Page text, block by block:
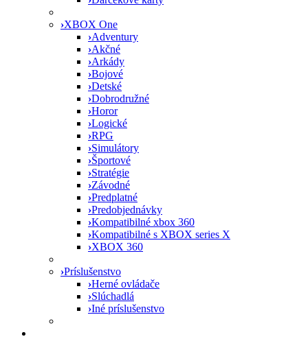
›XBOX One
›Adventury
›Akčné
›Arkády
›Bojové
›Detské
›Dobrodružné
›Horor
›Logické
›RPG
›Simulátory
›Športové
›Stratégie
›Závodné
›Predplatné
›Predobjednávky
›Kompatibilné xbox 360
›Kompatibilné s XBOX series X
›XBOX 360
›Príslušenstvo
›Herné ovládače
›Slúchadlá
›Iné príslušenstvo